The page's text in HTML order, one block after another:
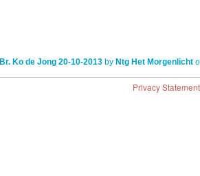
Br. Ko de Jong 20-10-2013by Ntg Het Morgenlicht
Privacy Statement